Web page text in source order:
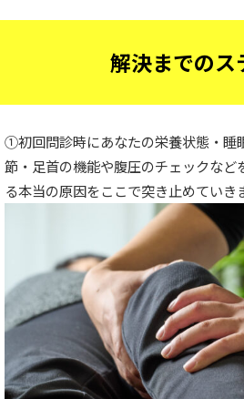
解決までのス
①初回問診時にあなたの栄養状態・睡
節・足首の機能や腹圧のチェックなど
る本当の原因をここで突き止めていき